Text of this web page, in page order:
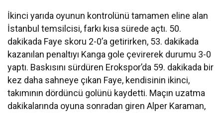
İkinci yarıda oyunun kontrolünü tamamen eline alan
İstanbul temsilcisi, farkı kısa sürede açtı. 50.
dakikada Faye skoru 2-0’a getirirken, 53. dakikada
kazanılan penaltıyı Kanga gole çevirerek durumu 3-0
yaptı. Baskısını sürdüren Erokspor’da 59. dakikada bir
kez daha sahneye çıkan Faye, kendisinin ikinci,
takımının dördüncü golünü kaydetti. Maçın uzatma
dakikalarında oyuna sonradan giren Alper Karaman,